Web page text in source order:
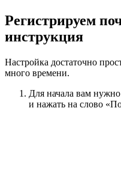
Регистрируем
инструкция
Настройка достаточно
много времени.
Для начала вам
и нажать на слово